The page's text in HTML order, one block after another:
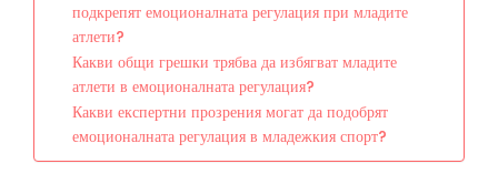
подкрепят емоционалната регулация при младите
атлети?
Какви общи грешки трябва да избягват младите
атлети в емоционалната регулация?
Какви експертни прозрения могат да подобрят
емоционалната регулация в младежкия спорт?